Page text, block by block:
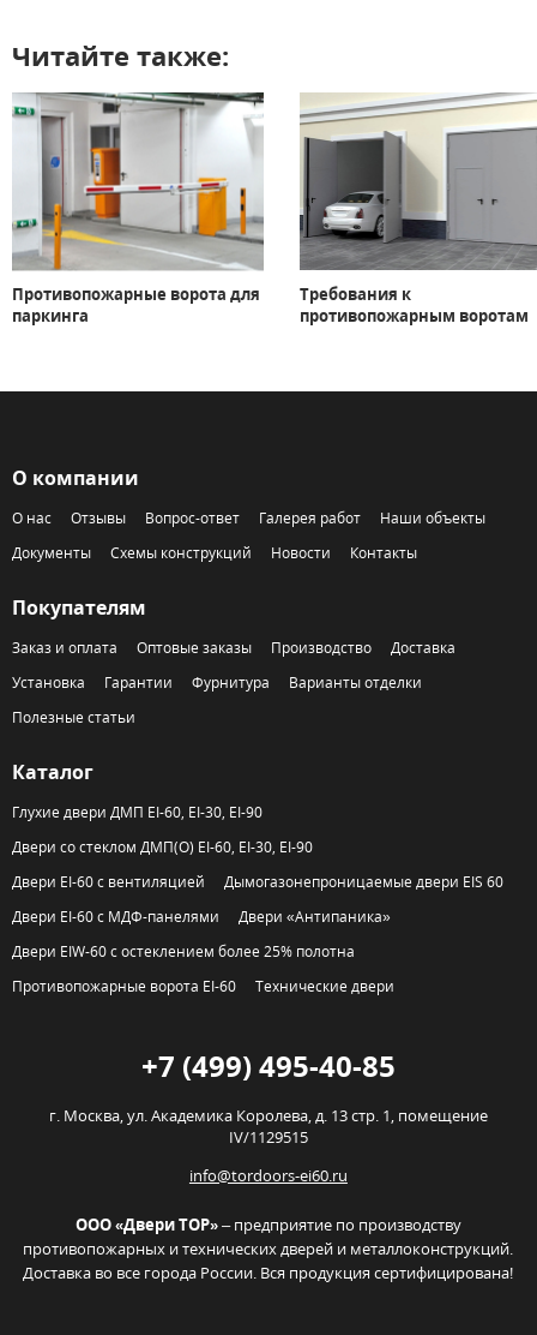
Читайте также:
Противопожарные ворота для
паркинга
Требования к
противопожарным воротам
О компании
О нас Отзывы Вопрос-ответ Галерея работ
Наши объекты
Документы
Схемы конструкций Новости Контакты
Покупателям
Заказ и оплата Оптовые заказы Производство
Доставка
Установка
Гарантии Фурнитура
Варианты отделки
Полезные статьи
Каталог
Глухие двери ДМП EI-60, EI-30, EI-90
Двери со стеклом ДМП(О) EI-60, EI-30, EI-90
Двери EI-60 с вентиляцией
Дымогазонепроницаемые двери EIS 60
Двери EI-60 с МДФ-панелями
Двери «Антипаника»
Двери EIW-60 с остеклением более 25% полотна
Противопожарные ворота EI-60
Технические двери
+7 (499) 495-40-85
г. Москва,ул. Академика Королева, д. 13 стр. 1, помещение
IV/1129515
info@tordoors-ei60.ru
ООО «Двери ТОР»– предприятие по производству
противопожарных и технических дверей и металлоконструкций.
Доставка во все города России. Вся продукция сертифицирована!